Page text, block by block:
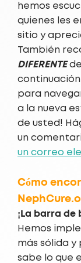
hemos
quienes les
sitio y
También
DIFERENTEde
para
a la nueva
de usted!
un
un correo
Cómo
¡La barra de
Hemos
más sólida y
sabe lo que